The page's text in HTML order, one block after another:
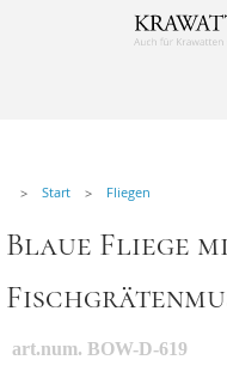
Alle Accessoires
Stoffmasken
Krawatten mit Logo
Start Fliegen
Blaue Fliege
art.num. BOW-D-619